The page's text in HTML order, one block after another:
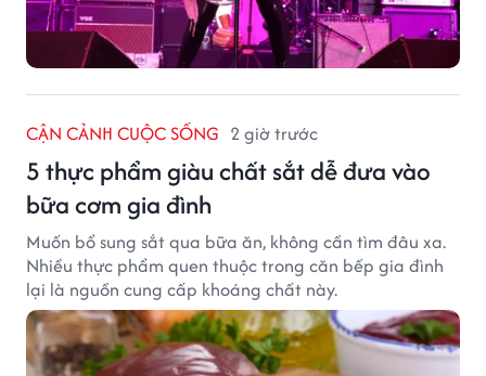
CẬN CẢNH CUỘC SỐNG 2 giờ trước
5 thực phẩm giàu chất sắt dễ đưa vào
bữa cơm gia đình
Muốn bổ sung sắt qua bữa ăn, không cần tìm đâu xa.
Nhiều thực phẩm quen thuộc trong căn bếp gia đình
lại là nguồn cung cấp khoáng chất này.